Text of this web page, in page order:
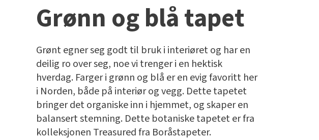
Grønn og blå tapet
Grønt egner seg godt til bruk i interiøret og har en
deilig ro over seg, noe vi trenger i en hektisk
hverdag. Farger i grønn og blå er en evig favoritt her
i Norden, både på interiør og vegg. Dette tapetet
bringer det organiske inn i hjemmet, og skaper en
balansert stemning. Dette botaniske tapetet er fra
kolleksjonen Treasured fra Boråstapeter.